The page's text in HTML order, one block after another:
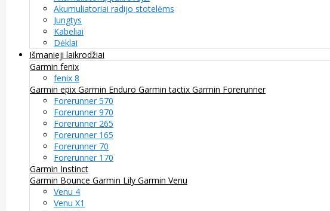
Akumuliatoriai radijo stotelėms
Jungtys
Kabeliai
Dėklai
Išmanieji laikrodžiai
Garmin fenix
fenix 8
Garmin epix Garmin Enduro Garmin tactix Garmin Forerunner
Forerunner 570
Forerunner 970
Forerunner 265
Forerunner 165
Forerunner 70
Forerunner 170
Garmin Instinct
Garmin Bounce Garmin Lily Garmin Venu
Venu 4
Venu X1